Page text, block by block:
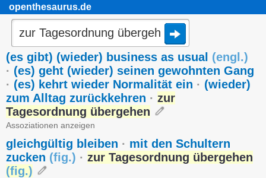
openthesaurus.de
(es gibt) (wieder) business as usual (engl.)
· (es) geht (wieder) seinen gewohnten Gang
· (es) kehrt wieder Normalität ein · (wieder)
zum Alltag zurückkehren · zur
Tagesordnung übergehen
Assoziationen anzeigen
gleichgültig bleiben · mit den Schultern
zucken (fig.) · zur Tagesordnung übergehen
(fig.)